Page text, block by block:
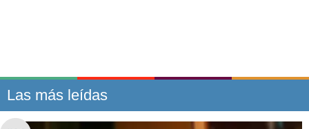
Las más leídas